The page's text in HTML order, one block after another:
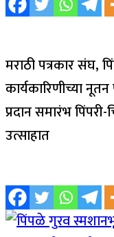
मराठी पत्रकार संघ,
कार्यकारिणीच्या नूतन
प्रदान समारंभ
उत्साहात